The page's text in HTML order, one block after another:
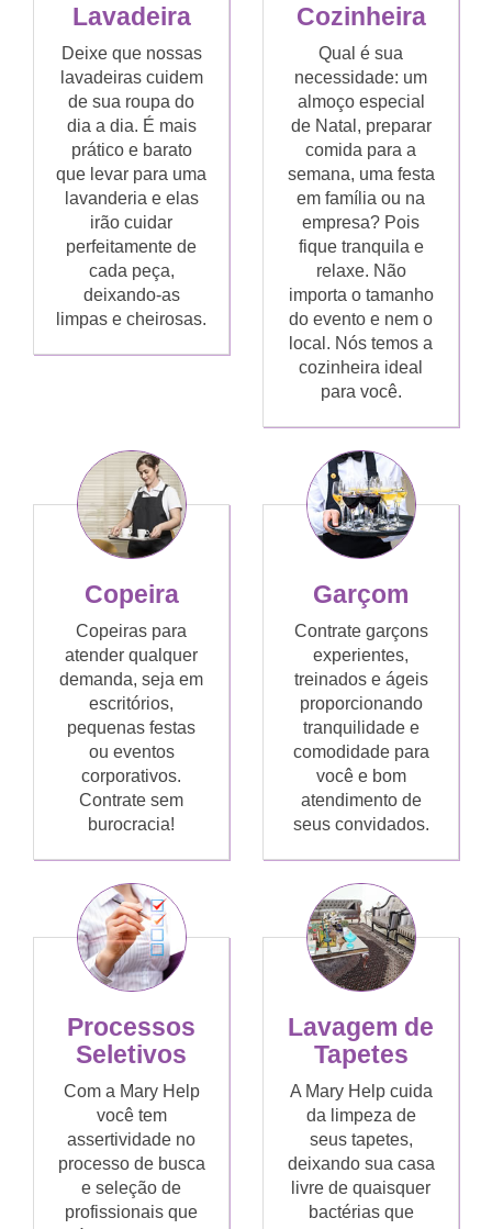
Lavadeira
Deixe que nossas
lavadeiras cuidem
de sua roupa do
dia a dia. É mais
prático e barato
que levar para uma
lavanderia e elas
irão cuidar
perfeitamente de
cada peça,
deixando-as
limpas e cheirosas.
Cozinheira
Qual é sua
necessidade: um
almoço especial
de Natal, preparar
comida para a
semana, uma festa
em família ou na
empresa? Pois
fique tranquila e
relaxe. Não
importa o tamanho
do evento e nem o
local. Nós temos a
cozinheira ideal
para você.
Copeira
Copeiras para
atender qualquer
demanda, seja em
escritórios,
pequenas festas
ou eventos
corporativos.
Contrate sem
burocracia!
Garçom
Contrate garçons
experientes,
treinados e ágeis
proporcionando
tranquilidade e
comodidade para
você e bom
atendimento de
seus convidados.
Processos
Seletivos
Com a Mary Help
você tem
assertividade no
processo de busca
e seleção de
profissionais que
Lavagem de
Tapetes
A Mary Help cuida
da limpeza de
seus tapetes,
deixando sua casa
livre de quaisquer
bactérias que